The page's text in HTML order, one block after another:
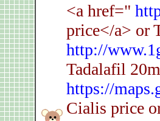
<a href="
price</a> or
http://
Tadalafil
https://
Cialis price